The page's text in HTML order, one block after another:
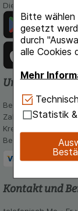
Bitte wählen
gesetzt
durch
alle Cookies
Mehr
Technisch
Cookies, die
Website
Warenkorb,
verzichtet
Statistik
Die App von
Unsere
Bequem und
Kreditkarte,
Bestandskunden)
Kontakt und